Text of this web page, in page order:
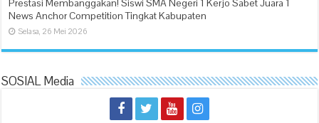
Prestasi Membanggakan! Siswi SMA Negeri 1 Kerjo Sabet Juara 1
News Anchor Competition Tingkat Kabupaten
Selasa, 26 Mei 2026
SOSIAL Media